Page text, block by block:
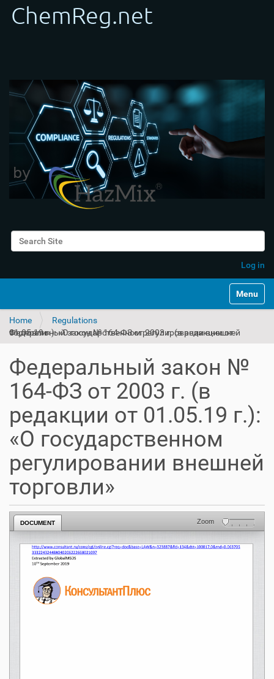
Search Site
Log in
Toggle
Home
Regulations
Федеральный закон № 164-ФЗ от 2003 г. (в редакции от 01.05.19 г.): «О государственном регулировании внешней торговли»
Федеральный закон №
164-ФЗ от 2003 г. (в
редакции от 01.05.19 г.):
«О государственном
регулировании внешней
торговли»
DOCUMENT Zoom